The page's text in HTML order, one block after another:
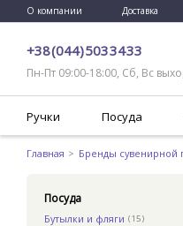
О компании Доставка
+38 (044) 503 34 33
Пн-Пт 09:00-18:00, Сб, Вс
Ручки Посуда
Главная Бренды сувенирной
Посуда
Бутылки и фляги (15)